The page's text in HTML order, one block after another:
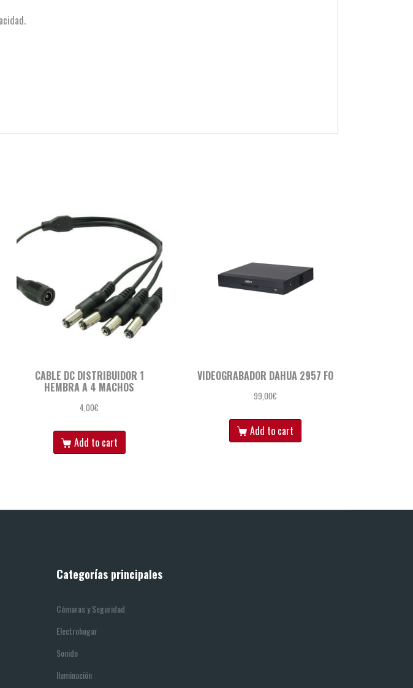
CABLE DC DISTRIBUIDOR 1
HEMBRA A 4 MACHOS
4,00€
Add to cart
VIDEOGRABADOR DAHUA 2957 FO
99,00€
Add to cart
Categorías principales
Cámaras y Seguridad
Electrohogar
Sonido
Iluminación